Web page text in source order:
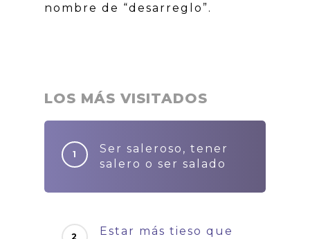
nombre de “desarreglo”.
LOS MÁS VISITADOS
Ser saleroso, tener
salero o ser salado
Estar más tieso que